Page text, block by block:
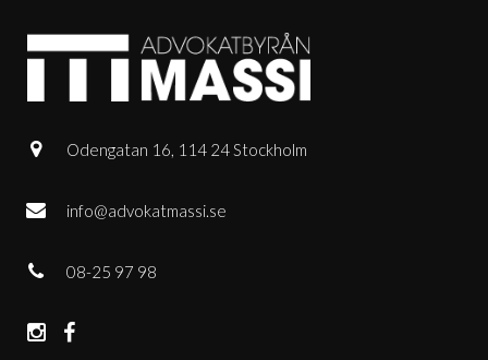
Odengatan 16, 114 24 Stockholm
info@advokatmassi.se
08-25 97 98